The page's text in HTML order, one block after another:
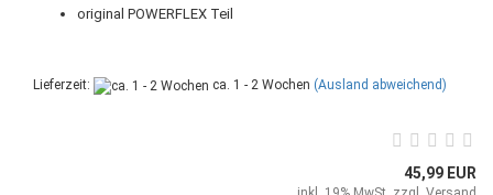
original POWERFLEX Teil
Lieferzeit: ca. 1 - 2 Wochen (Ausland abweichend)
45,99 EUR